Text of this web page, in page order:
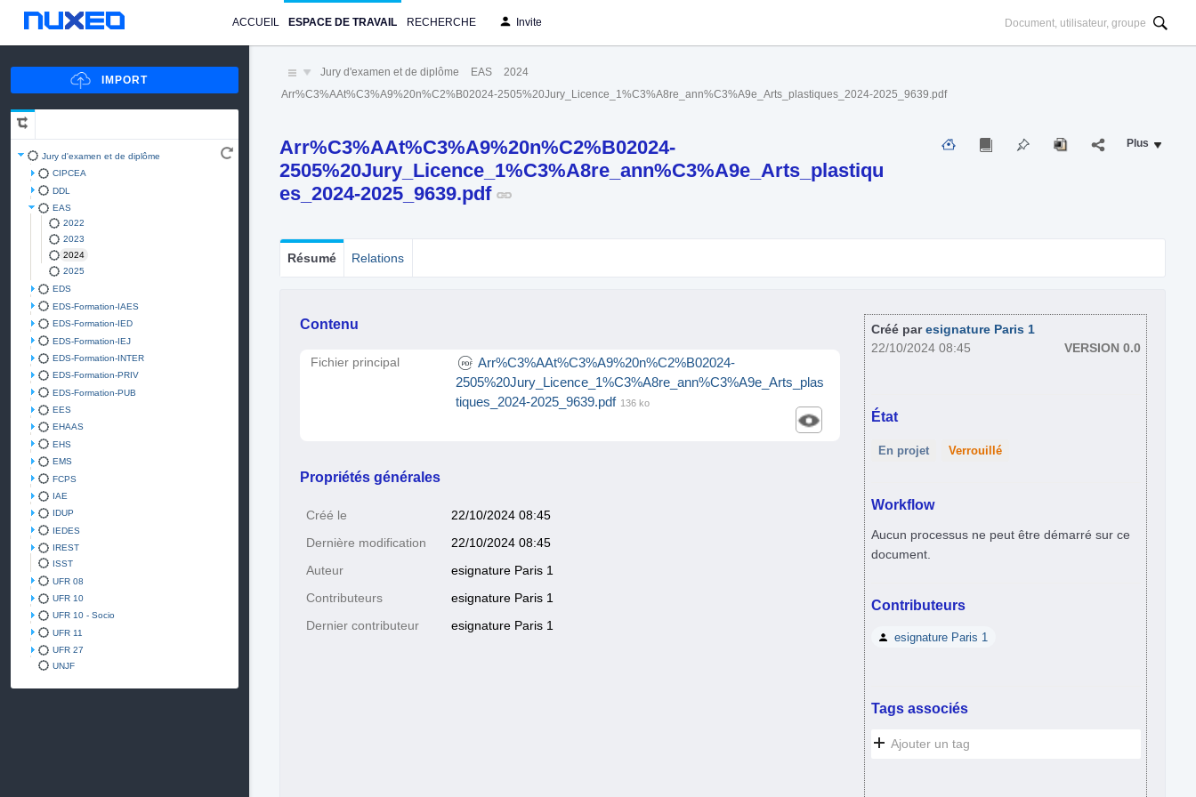
ACCUEIL ESPACE DE TRAVAIL RECHERCHE Invite
Jury d'examen et de diplôme
CIPCEA
DDL
EAS
2022
2023
2024
2025
EDS
EDS-Formation-IAES
EDS-Formation-IED
EDS-Formation-IEJ
EDS-Formation-INTER
EDS-Formation-PRIV
EDS-Formation-PUB
EES
EHAAS
EHS
EMS
FCPS
IAE
IDUP
IEDES
IREST
ISST
UFR 08
UFR 10
UFR 10 - Socio
UFR 11
UFR 27
UNJF
Jury d'examen et de diplôme EAS 2024
Arr%C3%AAt%C3%A9%20n%C2%B02024-2505%20Jury_Licence_1%C3%A8re_ann%C3%A9e_Arts_plastiques_2024-2025_9639.pdf
Arr%C3%AAt%C3%A9%20n%C2%B02024-
2505%20Jury_Licence_1%C3%A8re_ann%C3%A9e_Arts_plastiqu
es_2024-2025_9639.pdf
Plus
Résumé Relations
Contenu
Fichier principal
Arr%C3%AAt%C3%A9%20n%C2%B02024-
2505%20Jury_Licence_1%C3%A8re_ann%C3%A9e_Arts_plas
tiques_2024-2025_9639.pdf 136 ko
Propriétés générales
Créé le 22/10/2024 08:45
Dernière modification 22/10/2024 08:45
Auteur esignature Paris 1
Contributeurs esignature Paris 1
Dernier contributeur esignature Paris 1
Créé paresignature Paris 1
22/10/2024 08:45
VERSION 0.0
État
En projet Verrouillé
Workflow
Aucun processus ne peut être démarré sur ce
document.
Contributeurs
esignature Paris 1
Tags associés